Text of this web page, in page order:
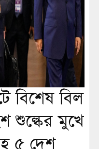
বিশেষ বিল
শুল্কের মুখে
৫ দেশ